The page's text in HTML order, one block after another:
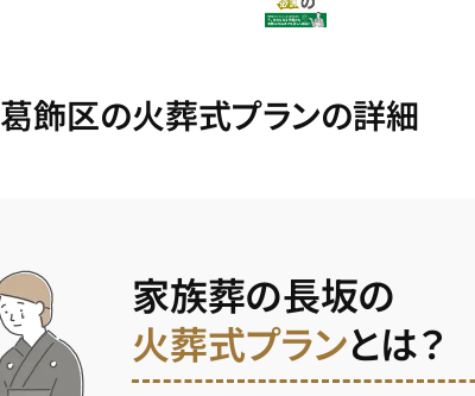
葛飾区の火葬式プランの詳細
家族葬の長坂の
火葬式プランとは？